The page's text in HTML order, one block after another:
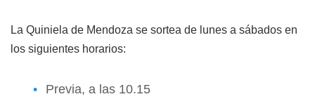
La Quiniela de Mendoza se sortea de lunes a sábados en
los siguientes horarios:
Previa, a las 10.15